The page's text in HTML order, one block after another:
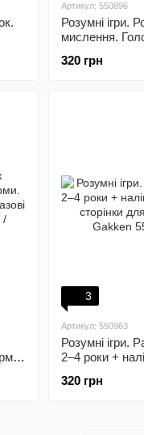
Артикул: 550896
Розумні ігри.
мислення.
сторінки для
320 грн
3
Артикул: 550963
Розумні ігри.
2–4 роки +
малювання /
320 грн